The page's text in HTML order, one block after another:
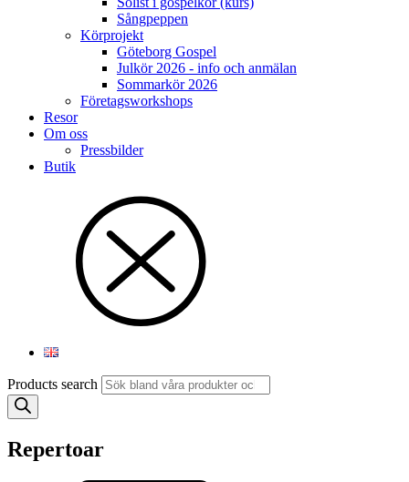
Sångpeppen
Körprojekt
Göteborg Gospel
Julkör 2026 - info och anmälan
Sommarkör 2026
Företagsworkshops
Resor
Om oss
Pressbilder
Butik
Products search
Repertoar